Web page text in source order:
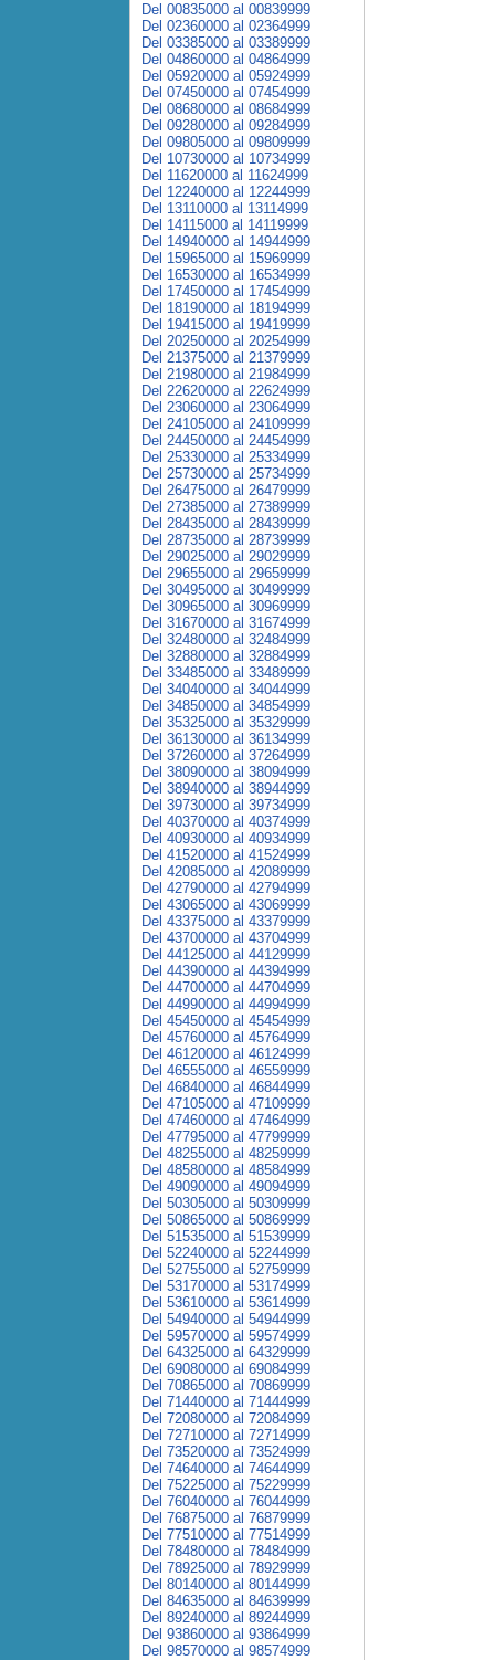
Del 00835000 al 00839999
Del 02360000 al 02364999
Del 03385000 al 03389999
Del 04860000 al 04864999
Del 05920000 al 05924999
Del 07450000 al 07454999
Del 08680000 al 08684999
Del 09280000 al 09284999
Del 09805000 al 09809999
Del 10730000 al 10734999
Del 11620000 al 11624999
Del 12240000 al 12244999
Del 13110000 al 13114999
Del 14115000 al 14119999
Del 14940000 al 14944999
Del 15965000 al 15969999
Del 16530000 al 16534999
Del 17450000 al 17454999
Del 18190000 al 18194999
Del 19415000 al 19419999
Del 20250000 al 20254999
Del 21375000 al 21379999
Del 21980000 al 21984999
Del 22620000 al 22624999
Del 23060000 al 23064999
Del 24105000 al 24109999
Del 24450000 al 24454999
Del 25330000 al 25334999
Del 25730000 al 25734999
Del 26475000 al 26479999
Del 27385000 al 27389999
Del 28435000 al 28439999
Del 28735000 al 28739999
Del 29025000 al 29029999
Del 29655000 al 29659999
Del 30495000 al 30499999
Del 30965000 al 30969999
Del 31670000 al 31674999
Del 32480000 al 32484999
Del 32880000 al 32884999
Del 33485000 al 33489999
Del 34040000 al 34044999
Del 34850000 al 34854999
Del 35325000 al 35329999
Del 36130000 al 36134999
Del 37260000 al 37264999
Del 38090000 al 38094999
Del 38940000 al 38944999
Del 39730000 al 39734999
Del 40370000 al 40374999
Del 40930000 al 40934999
Del 41520000 al 41524999
Del 42085000 al 42089999
Del 42790000 al 42794999
Del 43065000 al 43069999
Del 43375000 al 43379999
Del 43700000 al 43704999
Del 44125000 al 44129999
Del 44390000 al 44394999
Del 44700000 al 44704999
Del 44990000 al 44994999
Del 45450000 al 45454999
Del 45760000 al 45764999
Del 46120000 al 46124999
Del 46555000 al 46559999
Del 46840000 al 46844999
Del 47105000 al 47109999
Del 47460000 al 47464999
Del 47795000 al 47799999
Del 48255000 al 48259999
Del 48580000 al 48584999
Del 49090000 al 49094999
Del 50305000 al 50309999
Del 50865000 al 50869999
Del 51535000 al 51539999
Del 52240000 al 52244999
Del 52755000 al 52759999
Del 53170000 al 53174999
Del 53610000 al 53614999
Del 54940000 al 54944999
Del 59570000 al 59574999
Del 64325000 al 64329999
Del 69080000 al 69084999
Del 70865000 al 70869999
Del 71440000 al 71444999
Del 72080000 al 72084999
Del 72710000 al 72714999
Del 73520000 al 73524999
Del 74640000 al 74644999
Del 75225000 al 75229999
Del 76040000 al 76044999
Del 76875000 al 76879999
Del 77510000 al 77514999
Del 78480000 al 78484999
Del 78925000 al 78929999
Del 80140000 al 80144999
Del 84635000 al 84639999
Del 89240000 al 89244999
Del 93860000 al 93864999
Del 98570000 al 98574999